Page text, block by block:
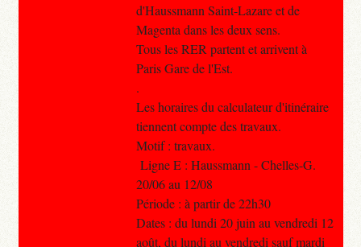
d'Haussmann Saint-Lazare et de
Magenta dans les deux sens.
Tous les RER partent et arrivent à
Paris Gare de l'Est.
.
Les horaires du calculateur d'itinéraire
tiennent compte des travaux.
Motif : travaux.
Ligne E : Haussmann - Chelles-G.
20/06 au 12/08
Période : à partir de 22h30
Dates : du lundi 20 juin au vendredi 12
août, du lundi au vendredi sauf mardi